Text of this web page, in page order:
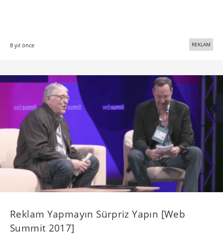
8 yıl önce REKLAM
Reklam Yapmayın Sürpriz Yapın [Web
Summit 2017]